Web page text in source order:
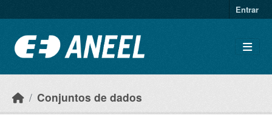
Entrar
Conjuntos de dados